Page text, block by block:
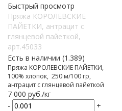
Быстрый просмотр
Пряжа КОРОЛЕВСКИЕ
ПАЙЕТКИ, антрацит с
глянцевой пайеткой,
арт.45033
Есть в наличии (1.389)
Пряжа КОРОЛЕВСКИЕ ПАЙЕТКИ,
100% хлопок, 250 м/100 гр,
антрацит с глянцевой пайеткой
7 000 руб./кг
-
+